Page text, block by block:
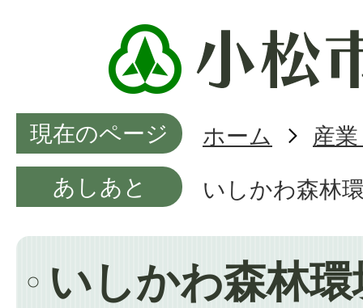
現在のページ ホーム
産
あしあと
いしかわ森林
いしかわ森林